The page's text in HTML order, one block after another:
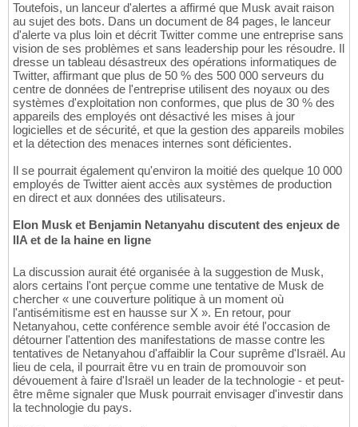
Toutefois, un lanceur d'alertes a affirmé que Musk avait raison
au sujet des bots. Dans un document de 84 pages, le lanceur
d'alerte va plus loin et décrit Twitter comme une entreprise sans
vision de ses problèmes et sans leadership pour les résoudre. Il
dresse un tableau désastreux des opérations informatiques de
Twitter, affirmant que plus de 50 % des 500 000 serveurs du
centre de données de l'entreprise utilisent des noyaux ou des
systèmes d'exploitation non conformes, que plus de 30 % des
appareils des employés ont désactivé les mises à jour
logicielles et de sécurité, et que la gestion des appareils mobiles
et la détection des menaces internes sont déficientes.
Il se pourrait également qu'environ la moitié des quelque 10 000
employés de Twitter aient accès aux systèmes de production
en direct et aux données des utilisateurs.
Elon Musk et Benjamin Netanyahu discutent des enjeux de
lIA et de la haine en ligne
La discussion aurait été organisée à la suggestion de Musk,
alors certains l'ont perçue comme une tentative de Musk de
chercher « une couverture politique à un moment où
l'antisémitisme est en hausse sur X ». En retour, pour
Netanyahou, cette conférence semble avoir été l'occasion de
détourner l'attention des manifestations de masse contre les
tentatives de Netanyahou d'affaiblir la Cour suprême d'Israël. Au
lieu de cela, il pourrait être vu en train de promouvoir son
dévouement à faire d'Israël un leader de la technologie - et peut-
être même signaler que Musk pourrait envisager d'investir dans
la technologie du pays.